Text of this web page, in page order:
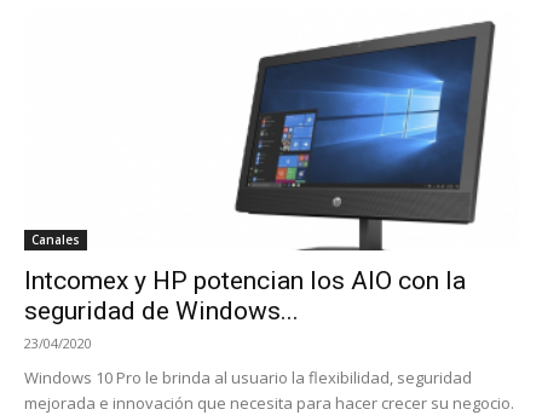
Canales
Intcomex y HP potencian los AIO con la
seguridad de Windows...
23/04/2020
Windows 10 Pro le brinda al usuario la flexibilidad, seguridad
mejorada e innovación que necesita para hacer crecer su negocio.